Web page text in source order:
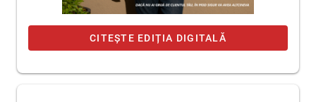
CITEȘTE EDIȚIA DIGITALĂ